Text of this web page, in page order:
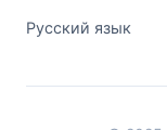
Русский язык